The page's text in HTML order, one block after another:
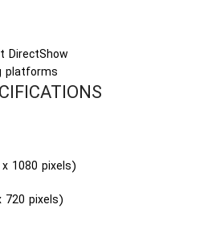
DirectShow
platforms
1080 pixels)
pixels)